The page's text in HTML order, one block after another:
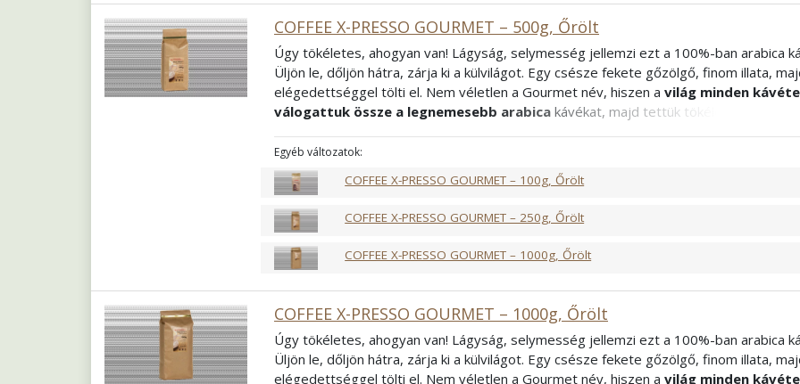
Passiont, amely azarabica és robusta szenvedélyes nászából
Összetétel60% Arabica, 40% Robusta
Pörkölés
Világos francia
Őrlés
Szemes
COFFEE X-PRESSO GOURMET – 500g, Őrölt
Úgy tökéletes, ahogyan van! Lágyság, selymesség jellemzi ezt a 100%-ban arabica
Üljön le, dőljön hátra, zárja ki a külvilágot. Egy csésze fekete gőzölgő, finom illata,
elégedettséggel tölti el. Nem véletlen a Gourmet név, hiszen a világ minden
válogattuk össze a legnemesebb arabica kávékat, majd tettük tökéletessé az
beszélgetésekhez is kitűnő választás. „Ilyen jó kávét még nem is ittunk!” – mondják a
össze, hiszen Ön és mi tudjuk a titkot: igen ez a Gourmet.
Összetétel100% Arabica
Pörkölés
Közép francia
Őrlés
Egyéb változatok:
COFFEE X-PRESSO GOURMET – 100g, Őrölt
COFFEE X-PRESSO GOURMET – 250g, Őrölt
COFFEE X-PRESSO GOURMET – 1000g, Őrölt
COFFEE X-PRESSO GOURMET – 1000g, Őrölt
Úgy tökéletes, ahogyan van! Lágyság, selymesség jellemzi ezt a 100%-ban arabica
Üljön le, dőljön hátra, zárja ki a külvilágot. Egy csésze fekete gőzölgő, finom illata,
elégedettséggel tölti el. Nem véletlen a Gourmet név, hiszen a világ minden